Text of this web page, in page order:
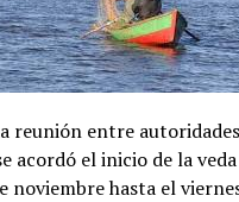
reunión entre
acordó el inicio de la
noviembre hasta el